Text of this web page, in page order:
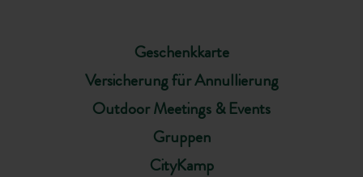
Geschenkkarte
Versicherung für Annullierung
Outdoor Meetings & Events
Gruppen
CityKamp